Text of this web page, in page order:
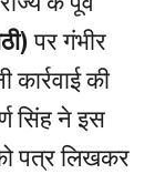
पर गंभीर
की
सिंह ने इस
पत्र लिखकर